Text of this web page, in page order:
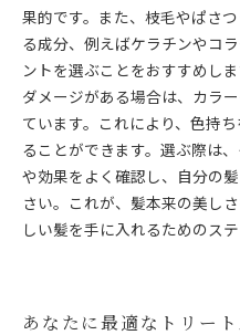
果的です。また、枝毛やぱさ
る成分、例えばケラチンやコ
ントを選ぶことをおすすめし
ダメージがある場合は、カラ
ています。これにより、色持
ることができます。選ぶ際は
や効果をよく確認し、自分の
さい。これが、髪本来の美し
しい髪を手に入れるためのス
あなたに最適なトリー